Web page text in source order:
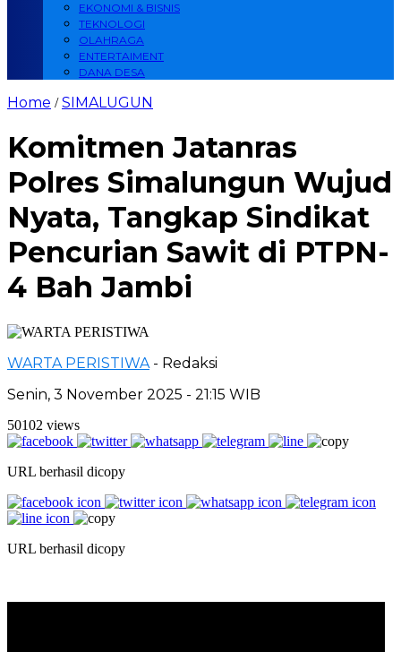
EKONOMI & BISNIS
TEKNOLOGI
OLAHRAGA
ENTERTAIMENT
DANA DESA
Home /SIMALUGUN
Komitmen Jatanras
Polres Simalungun Wujud
Nyata, Tangkap Sindikat
Pencurian Sawit di PTPN-
4 Bah Jambi
WARTA PERISTIWA - Redaksi
Senin, 3 November 2025 - 21:15 WIB
50102 views
URL berhasil dicopy
URL berhasil dicopy